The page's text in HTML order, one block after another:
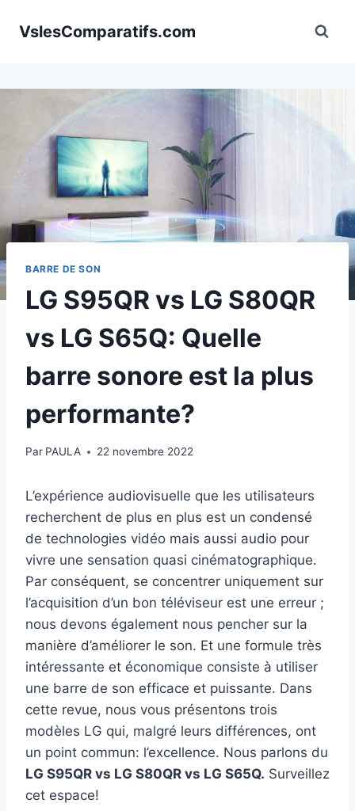
VslesComparatifs.com
BARRE DE SON
LG S95QR vs LG S80QR
vs LG S65Q: Quelle
barre sonore est la plus
performante?
Par PAULA 22 novembre 2022
L’expérience audiovisuelle que les utilisateurs
recherchent de plus en plus est un condensé
de technologies vidéo mais aussi audio pour
vivre une sensation quasi cinématographique.
Par conséquent, se concentrer uniquement sur
l’acquisition d’un bon téléviseur est une erreur ;
nous devons également nous pencher sur la
manière d’améliorer le son. Et une formule très
intéressante et économique consiste à utiliser
une barre de son efficace et puissante. Dans
cette revue, nous vous présentons trois
modèles LG qui, malgré leurs différences, ont
un point commun: l’excellence. Nous parlons du
LG S95QR vs LG S80QR vs LG S65Q. Surveillez
cet espace!